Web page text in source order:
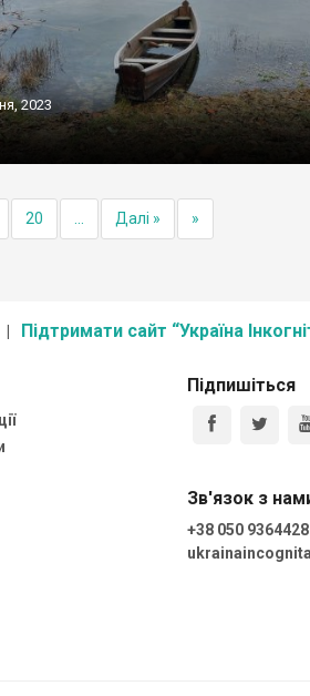
2023
20 Далі » »
Підтримати сайт “Україна
Підпишіться
Зв'язок з
+38 050 9364428